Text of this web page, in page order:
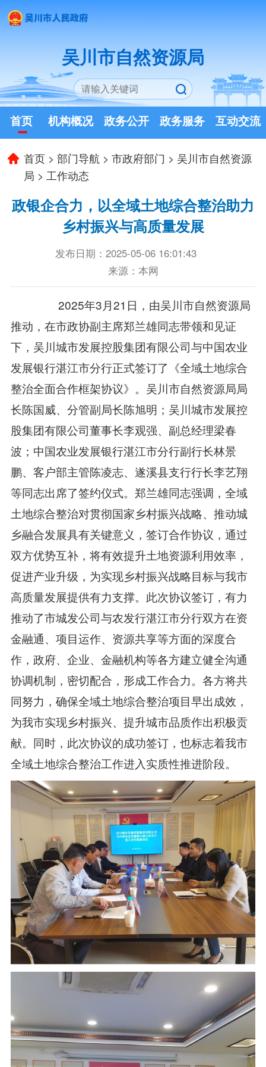
吴川市自然资源局
首页 机构概况 政务公开 政务服务 互动交流
首页 >部门导航 >市政府部门 > 吴川市自然资源
局 > 工作动态
政银企合力，以全域土地综合整治助力
乡村振兴与高质量发展
发布日期：2025-05-06 16:01:43
来源：本网
2025年3月21日，由吴川市自然资源局
推动，在市政协副主席郑兰雄同志带领和见证
下，吴川城市发展控股集团有限公司与中国农业
发展银行湛江市分行正式签订了《全域土地综合
整治全面合作框架协议》。吴川市自然资源局局
长陈国威、分管副局长陈旭明；吴川城市发展控
股集团有限公司董事长李观强、副总经理梁春
波；中国农业发展银行湛江市分行副行长林景
鹏、客户部主管陈凌志、遂溪县支行行长李艺翔
等同志出席了签约仪式。郑兰雄同志强调，全域
土地综合整治对贯彻国家乡村振兴战略、推动城
乡融合发展具有关键意义，签订合作协议，通过
双方优势互补，将有效提升土地资源利用效率，
促进产业升级，为实现乡村振兴战略目标与我市
高质量发展提供有力支撑。此次协议签订，有力
推动了市城发公司与农发行湛江市分行双方在资
金融通、项目运作、资源共享等方面的深度合
作，政府、企业、金融机构等各方建立健全沟通
协调机制，密切配合，形成工作合力。各方将共
同努力，确保全域土地综合整治项目早出成效，
为我市实现乡村振兴、提升城市品质作出积极贡
献。同时，此次协议的成功签订，也标志着我市
全域土地综合整治工作进入实质性推进阶段。